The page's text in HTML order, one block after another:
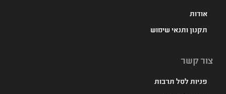
אודות
תקנון ותנאי שימוש
צור קשר
פניות לסל תרבות